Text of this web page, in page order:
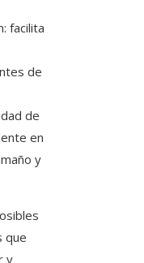
facilita
de
de
en
y
que
y